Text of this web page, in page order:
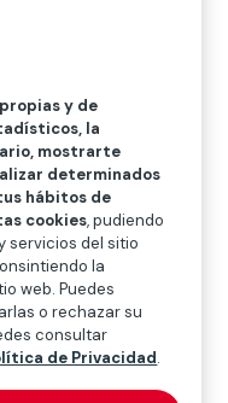
an
siguientes
y de
la
mostrarte
determinados
hábitos de
cookies, pudiendo
servicios del sitio
la
web. Puedes
o rechazar su
consultar
de Privacidad.